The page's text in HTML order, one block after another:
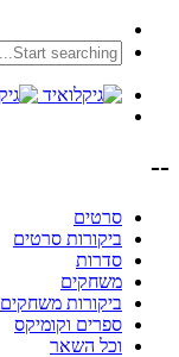
--
סרטים
ביקורות סרטים
סדרות
משחקים
ביקורות משחקים
ספרים וקומיקס
וכל השאר